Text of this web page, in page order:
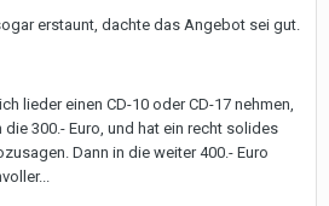
erstaunt, dachte das Angebot sei gut.
lieder einen CD-10 oder CD-17 nehmen,
300.- Euro, und hat ein recht solides
Dann in die weiter 400.- Euro